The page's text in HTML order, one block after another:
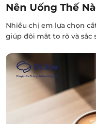
Nên Uống Thế
Nhiều chị em lựa chọn
giúp đôi mắt to rõ và sắc